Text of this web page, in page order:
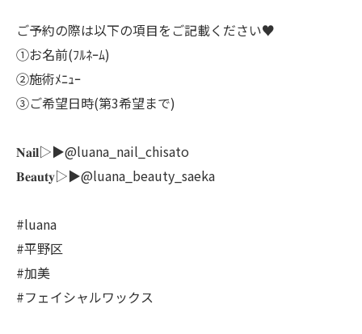
ご予約の際は以下の項目をご記載ください♥
①お名前(ﾌﾙﾈｰﾑ)
②施術ﾒﾆｭｰ
③ご希望日時(第3希望まで)
𝐍𝐚𝐢𝐥▷▶@luana_nail_chisato
𝐁𝐞𝐚𝐮𝐭𝐲▷▶@luana_beauty_saeka
#luana
#平野区
#加美
#フェイシャルワックス